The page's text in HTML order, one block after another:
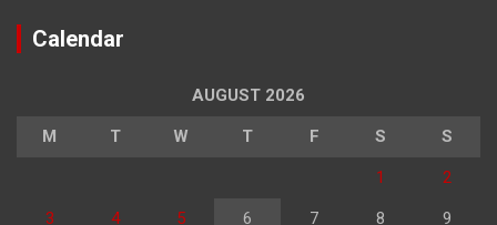
Calendar
AUGUST 2026
M T W T F S S
1 2
3 4 5 6 7 8 9